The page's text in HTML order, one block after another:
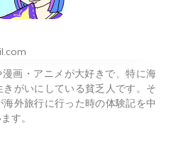
画・アニメが大好きで、特に海
がいにしている貧乏人です。そ
外旅行に行った時の体験記を中
す。